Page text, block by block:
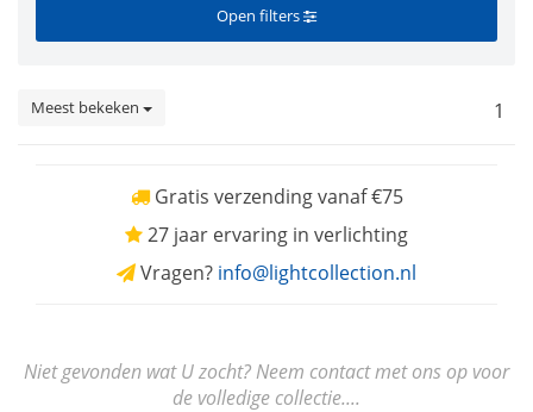
Open filters
Meest bekeken 1
Gratis verzending vanaf €75
27 jaar ervaring in verlichting
Vragen? info@lightcollection.nl
Niet gevonden wat U zocht? Neem contact met ons op voor
de volledige collectie....